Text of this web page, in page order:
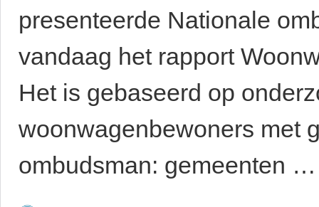
presenteerde Nationale
vandaag het rapport
Het is gebaseerd op
woonwagenbewoners met
ombudsman: gemeenten